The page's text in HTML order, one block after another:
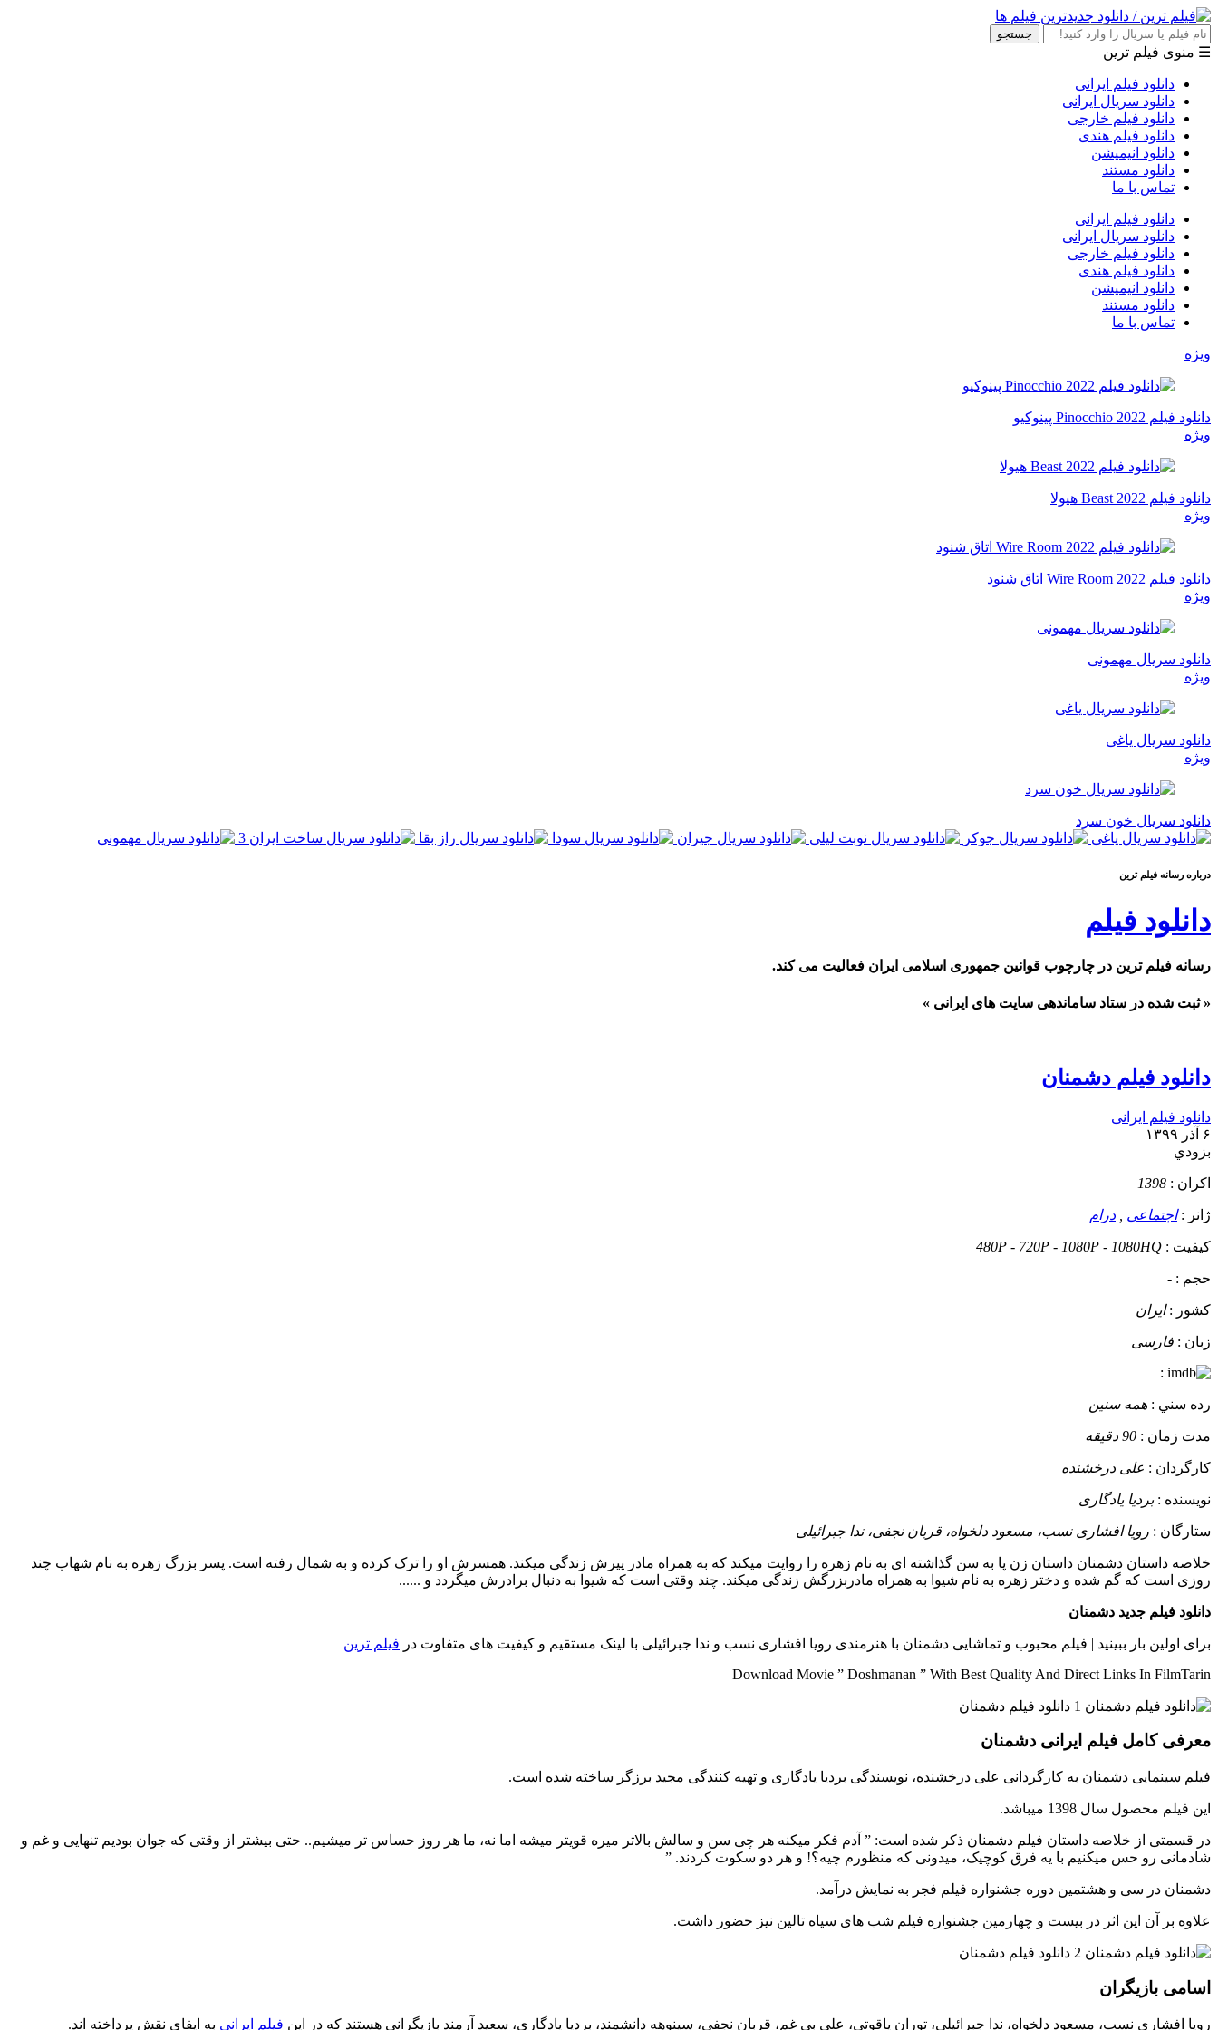
جستجو
☰ منوی فیلم ترین
دانلود فیلم ایرانی
دانلود سریال ایرانی
دانلود فیلم خارجی
دانلود فیلم هندی
دانلود انیمیشن
دانلود مستند
تماس با ما
دانلود فیلم ایرانی
دانلود سریال ایرانی
دانلود فیلم خارجی
دانلود فیلم هندی
دانلود انیمیشن
دانلود مستند
تماس با ما
ویژه
دانلود فیلم Pinocchio 2022 پینوکیو
ویژه
دانلود فیلم Beast 2022 هیولا
ویژه
دانلود فیلم Wire Room 2022 اتاق شنود
ویژه
دانلود سریال مهمونی
ویژه
دانلود سریال یاغی
ویژه
دانلود سریال خون سرد
درباره رسانه فيلم ترين
دانلود فیلم
رسانه فیلم ترین در چارچوب قوانین جمهوری اسلامی ایران فعالیت می کند.
« ثبت شده در ستاد ساماندهی سایت های ایرانی »
دانلود فیلم دشمنان
دانلود فیلم ایرانی
۶ آذر ۱۳۹۹
بزودي
اکران : 1398
ژانر :اجتماعی درام
کيفيت : 480P - 720P - 1080P - 1080HQ
حجم : -
کشور :ایران
زبان : فارسی
:
رده سني : همه سنین
مدت زمان : 90 دقیقه
کارگردان : علی درخشنده
نويسنده :بردیا یادگاری
ستارگان : رویا افشاری نسب، مسعود دلخواه، قربان نجفی، ندا جبرائیلی
خلاصه داستان دشمنان داستان زن پا به سن گذاشته ای به نام زهره را روایت میکند که به همراه مادر پیرش زندگی میکند. همسرش او را ترک کرده و به شمال رفته است. پسر بزرگ زهره به نام شهاب چند
روزی است که گم شده و دختر زهره به نام شیوا به همراه مادربزرگش زندگی میکند. چند وقتی است که شیوا به دنبال برادرش میگردد و ......
دانلود فیلم جدید دشمنان
برای اولین بار ببینید | فیلم محبوب و تماشایی دشمنان با هنرمندی رویا افشاری نسب و ندا جبرائیلی با لینک مستقیم و کیفیت های متفاوت در فیلم ترین
Download Movie ” Doshmanan ” With Best Quality And Direct Links In FilmTarin
معرفی کامل فیلم ایرانی دشمنان
فیلم سینمایی دشمنان به کارگردانی علی درخشنده، نویسندگی بردیا یادگاری و تهیه کنندگی مجید برزگر ساخته شده است.
این فیلم محصول سال 1398 میباشد.
در قسمتی از خلاصه داستان فیلم دشمنان ذکر شده است: ” آدم فکر میکنه هر چی سن­ و سالش بالاتر میره قوی­تر میشه اما نه، ما هر روز حساس تر میشیم.. حتی بیشتر از وقتی که جوان بودیم تنهایی و غم و
شادمانی رو حس میکنیم با یه فرق کوچیک، میدونی که منظورم چیه؟! و هر دو سکوت کردند. ”
دشمنان در سی و هشتمین دوره جشنواره فیلم فجر به نمایش درآمد.
علاوه بر آن این اثر در بیست و چهارمین جشنواره فیلم شب های سیاه تالین نیز حضور داشت.
اسامی بازیگران
رویا افشاری نسب، مسعود دلخواه، ندا جبرائیلی، توران یاقوتی، علی بی غم، قربان نجفی، سینوهه دانشمند، بردیا یادگاری، سعید آرمند بازیگرانی هستند که در این فیلم ایرانی به ایفای نقش پرداخته اند.